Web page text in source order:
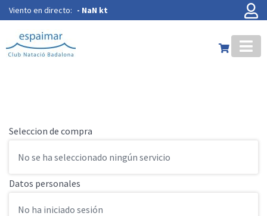
Viento en directo: - NaN kt
Datos personales
No ha iniciado sesión
Seleccion de compra
No se ha seleccionado ningún servicio